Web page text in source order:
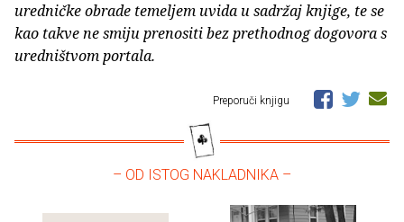
uredničke obrade temeljem uvida u sadržaj knjige, te se
kao takve ne smiju prenositi bez prethodnog dogovora s
uredništvom portala.
Preporuči knjigu
– OD ISTOG NAKLADNIKA –